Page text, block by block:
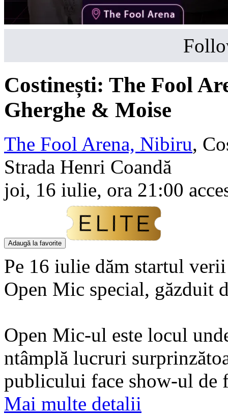
Costinești: The Fool
Gherghe & Moise
The Fool Arena, Nibiru,
Strada Henri Coandă
joi, 16 iulie, ora 21:00
Adaugă la favorite
Pe 16 iulie dăm startul
Open Mic special, găzduit
Open Mic-ul este locul
ntâmplă lucruri
publicului face show-ul de
Mai multe detalii